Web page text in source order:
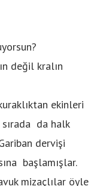
değil kralın
ekinleri
da halk
dervişi
başlamışlar.
mizaçlılar öyle